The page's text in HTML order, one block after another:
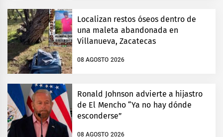
Localizan restos óseos dentro de
una maleta abandonada en
Villanueva, Zacatecas
08 AGOSTO 2026
Ronald Johnson advierte a hijastro
de El Mencho “Ya no hay dónde
esconderse”
08 AGOSTO 2026